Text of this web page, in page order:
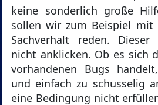
keine sonderlich große
sollen wir zum Beispiel mit
Sachverhalt reden.
nicht anklicken. Ob es sich
vorhandenen Bugs
und einfach zu schusselig
eine Bedingung nicht